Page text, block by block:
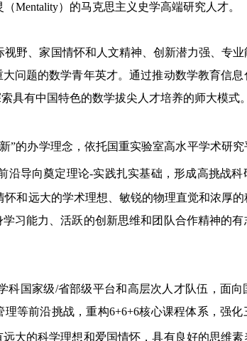
Mentality）的马克思主义史学高端研究人才。
野、家国情怀和人文精神、创新潜力强、专
问题的数学青年英才。通过推动数学教育信
具有中国特色的数学拔尖人才培养的师大模式。
”的办学理念，依托国重实验室高水平学术研
沿导向奠定理论-实践扎实基础 ，形成高挑战
怀和远大的学术理想、敏锐的物理直觉和浓厚
习能力、活跃的创新思维和团队合作精神的
科国家级/省部级平台和高层次人才队伍，面向
等前沿挑战，重构6+6+6核心课程体系，强
大的科学理想和爱国情怀，具有良好的思维素